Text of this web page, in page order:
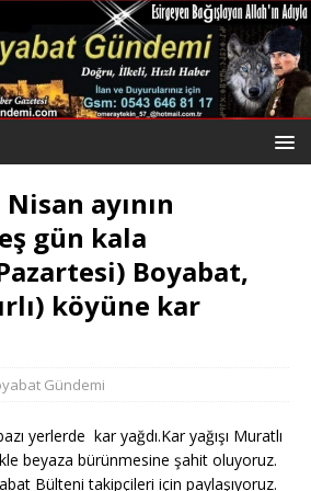
ayının
gün kala
Boyabat,
köyüne kar
Gündemi
yerlerde kar yağdı.Kar yağışı Muratlı
beyaza bürünmesine şahit oluyoruz.
Bülteni takipçileri için paylaşıyoruz.